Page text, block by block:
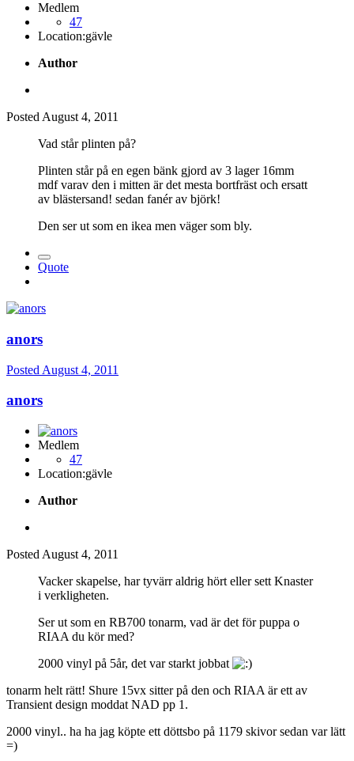
Medlem
47
Location:gävle
Author
Posted August 4, 2011
Vad står plinten på?
Plinten står på en egen bänk gjord av 3 lager 16mm
mdf varav den i mitten är det mesta bortfräst och ersatt
av blästersand! sedan fanér av björk!
Den ser ut som en ikea men väger som bly.
Quote
anors
Posted August 4, 2011
anors
Medlem
47
Location:gävle
Author
Posted August 4, 2011
Vacker skapelse, har tyvärr aldrig hört eller sett Knaster
i verkligheten.
Ser ut som en RB700 tonarm, vad är det för puppa o
RIAA du kör med?
2000 vinyl på 5år, det var starkt jobbat
tonarm helt rätt! Shure 15vx sitter på den och RIAA är ett av
Transient design moddat NAD pp 1.
2000 vinyl.. ha ha jag köpte ett döttsbo på 1179 skivor sedan var lätt
=)